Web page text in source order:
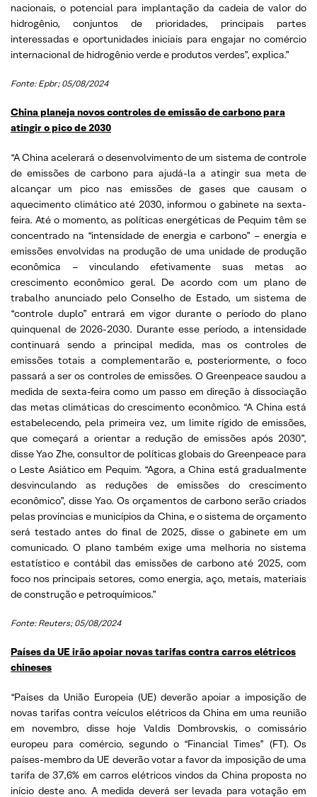
nacionais, o potencial para implantação da cadeia de valor do
hidrogênio, conjuntos de prioridades, principais partes
interessadas e oportunidades iniciais para engajar no comércio
internacional de hidrogênio verde e produtos verdes”, explica.”
Fonte: Epbr; 05/08/2024
China planeja novos controles de emissão de carbono para
atingir o pico de 2030
“A China acelerará o desenvolvimento de um sistema de controle
de emissões de carbono para ajudá-la a atingir sua meta de
alcançar um pico nas emissões de gases que causam o
aquecimento climático até 2030, informou o gabinete na sexta-
feira. Até o momento, as políticas energéticas de Pequim têm se
concentrado na “intensidade de energia e carbono” – energia e
emissões envolvidas na produção de uma unidade de produção
econômica – vinculando efetivamente suas metas ao
crescimento econômico geral. De acordo com um plano de
trabalho anunciado pelo Conselho de Estado, um sistema de
“controle duplo” entrará em vigor durante o período do plano
quinquenal de 2026-2030. Durante esse período, a intensidade
continuará sendo a principal medida, mas os controles de
emissões totais a complementarão e, posteriormente, o foco
passará a ser os controles de emissões. O Greenpeace saudou a
medida de sexta-feira como um passo em direção à dissociação
das metas climáticas do crescimento econômico. “A China está
estabelecendo, pela primeira vez, um limite rígido de emissões,
que começará a orientar a redução de emissões após 2030”,
disse Yao Zhe, consultor de políticas globais do Greenpeace para
o Leste Asiático em Pequim. “Agora, a China está gradualmente
desvinculando as reduções de emissões do crescimento
econômico”, disse Yao. Os orçamentos de carbono serão criados
pelas províncias e municípios da China, e o sistema de orçamento
será testado antes do final de 2025, disse o gabinete em um
comunicado. O plano também exige uma melhoria no sistema
estatístico e contábil das emissões de carbono até 2025, com
foco nos principais setores, como energia, aço, metais, materiais
de construção e petroquímicos.”
Fonte: Reuters; 05/08/2024
Países da UE irão apoiar novas tarifas contra carros elétricos
chineses
“Países da União Europeia (UE) deverão apoiar a imposição de
novas tarifas contra veículos elétricos da China em uma reunião
em novembro, disse hoje Valdis Dombrovskis, o comissário
europeu para comércio, segundo o “Financial Times” (FT). Os
países-membro da UE deverão votar a favor da imposição de uma
tarifa de 37,6% em carros elétricos vindos da China proposta no
início deste ano. A medida deverá ser levada para votação em